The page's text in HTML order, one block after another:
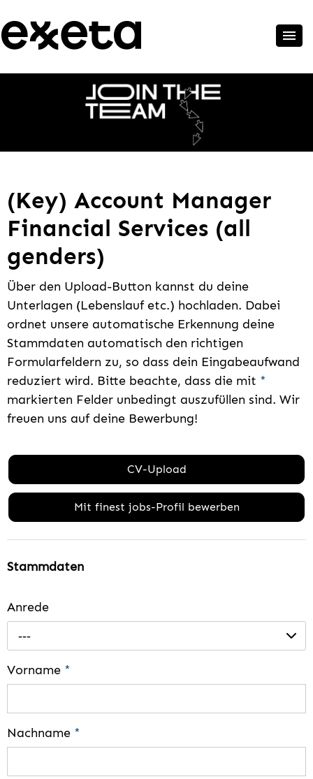
(Key) Account Manager
Financial Services (all
genders)
Über den Upload-Button kannst du deine
Unterlagen (Lebenslauf etc.) hochladen. Dabei
ordnet unsere automatische Erkennung deine
Stammdaten automatisch den richtigen
Formularfeldern zu, so dass dein Eingabeaufwand
reduziert wird. Bitte beachte, dass die mit *
markierten Felder unbedingt auszufüllen sind. Wir
freuen uns auf deine Bewerbung!
CV-Upload
Mit finest jobs-Profil bewerben
Stammdaten
Anrede
---
Vorname *
Nachname *